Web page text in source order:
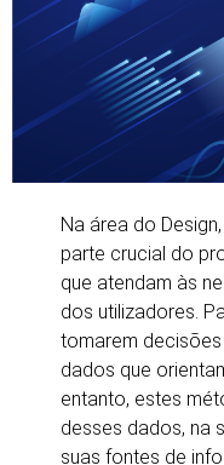
Na área do
parte crucial do
que atendam às
dos utilizadores.
tomarem decisões
dados que
entanto, estes
desses dados, na
suas fontes de